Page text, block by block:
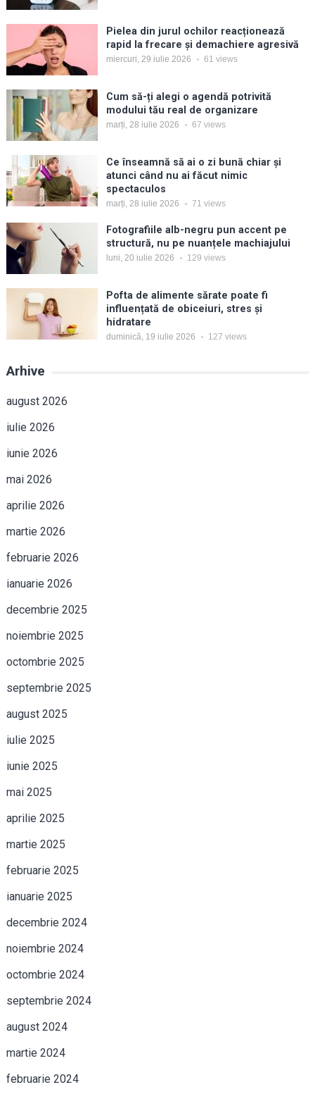
Pielea din jurul ochilor reacționează
rapid la frecare și demachiere agresivă
miercuri, 29 iulie 2026 61 views
Cum să-ți alegi o agendă potrivită
modului tău real de organizare
marți, 28 iulie 2026 67 views
Ce înseamnă să ai o zi bună chiar și
atunci când nu ai făcut nimic
spectaculos
marți, 28 iulie 2026 71 views
Fotografiile alb-negru pun accent pe
structură, nu pe nuanțele machiajului
luni, 20 iulie 2026 129 views
Pofta de alimente sărate poate fi
influențată de obiceiuri, stres și
hidratare
duminică, 19 iulie 2026 127 views
Arhive
august 2026
iulie 2026
iunie 2026
mai 2026
aprilie 2026
martie 2026
februarie 2026
ianuarie 2026
decembrie 2025
noiembrie 2025
octombrie 2025
septembrie 2025
august 2025
iulie 2025
iunie 2025
mai 2025
aprilie 2025
martie 2025
februarie 2025
ianuarie 2025
decembrie 2024
noiembrie 2024
octombrie 2024
septembrie 2024
august 2024
martie 2024
februarie 2024